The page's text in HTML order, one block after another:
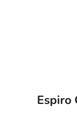
Espiro